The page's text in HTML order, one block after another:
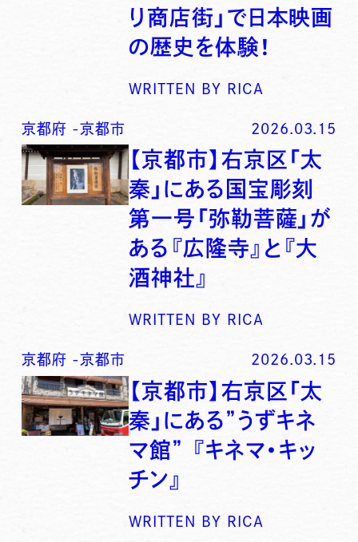
り商店街」で日本映画
の歴史を体験！
WRITTEN BY RICA
京都府 -京都市 2026.03.15
【京都市】右京区「太
秦」にある国宝彫刻
第一号「弥勒菩薩」が
ある『広隆寺』と『大
酒神社』
WRITTEN BY RICA
京都府 -京都市 2026.03.15
【京都市】右京区「太
秦」にある”うずキネ
マ館” 『キネマ・キッ
チン』
WRITTEN BY RICA